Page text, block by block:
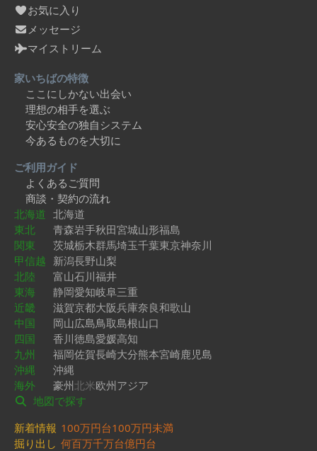
お気に入り
メッセージ
マイストリーム
家いちばの特徴
ここにしかない出会い
理想の相手を選ぶ
安心安全の独自システム
今あるものを大切に
ご利用ガイド
よくあるご質問
商談・契約の流れ
北海道 北海道
東北
青森岩手秋田宮城山形福島
関東
茨城栃木群馬埼玉千葉東京神奈川
甲信越 新潟長野山梨
北陸
富山石川福井
東海
静岡愛知岐阜三重
近畿
滋賀京都大阪兵庫奈良和歌山
中国
岡山広島鳥取島根山口
四国
香川徳島愛媛高知
九州
福岡佐賀長崎大分熊本宮崎鹿児島
沖縄
沖縄
海外
豪州北米欧州アジア
地図で探す
新着情報 100万円台100万円未満
掘り出し 何百万千万台億円台